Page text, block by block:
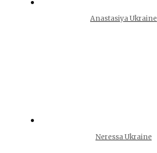
Anastasiya Ukraine
Neressa Ukraine